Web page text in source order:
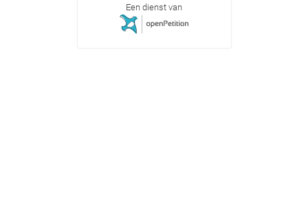
Een dienst van